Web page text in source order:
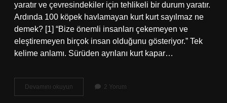
yaratır ve çevresindekiler için tehlikeli bir durum yaratır.
Ardında 100 köpek havlamayan kurt kurt sayılmaz ne
demek? [1] “Bize önemli insanları çekemeyen ve
eleştiremeyen birçok insan olduğunu gösteriyor.” Tek
kelime anlamı. Sürüden ayrılanı kurt kapar…
Devamını okuyun Köpeksiz
Sürüye
2 Yorum